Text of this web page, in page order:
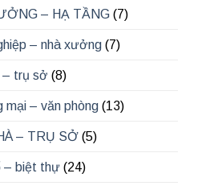
– HẠ TẦNG (7)
– nhà xưởng (7)
– trụ sở (8)
mại – văn phòng (13)
– TRỤ SỞ (5)
– biệt thự (24)